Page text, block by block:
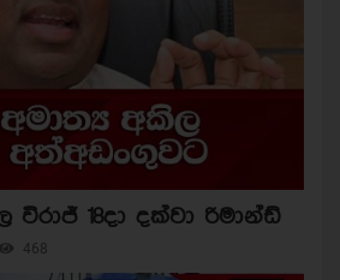
18දා දක්වා රිමාන්ඩ්
468